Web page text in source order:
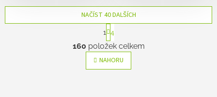
O
v
l
á
NAČÍST 40 DALŠÍCH
S
t
r
á
n
k
1 4
160 položek celkem
NAHORU